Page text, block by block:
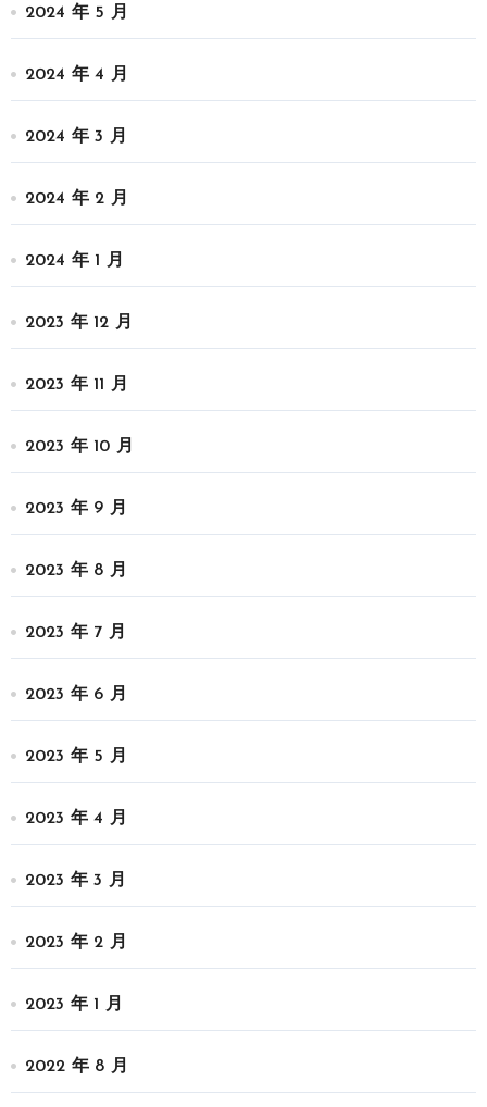
2024 年 5 月
2024 年 4 月
2024 年 3 月
2024 年 2 月
2024 年 1 月
2023 年 12 月
2023 年 11 月
2023 年 10 月
2023 年 9 月
2023 年 8 月
2023 年 7 月
2023 年 6 月
2023 年 5 月
2023 年 4 月
2023 年 3 月
2023 年 2 月
2023 年 1 月
2022 年 8 月